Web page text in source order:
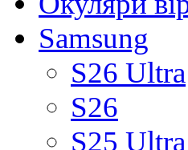
Samsung
S26 Ultra
S26
S25 Ultra